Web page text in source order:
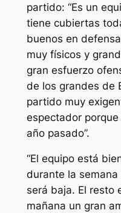
partido: “Es un
tiene cubiertas
buenos en
muy físicos y
gran esfuerzo
de los grandes de
partido muy
espectador
año pasado”.
“El equipo está
durante la
será baja. El resto
mañana un gran